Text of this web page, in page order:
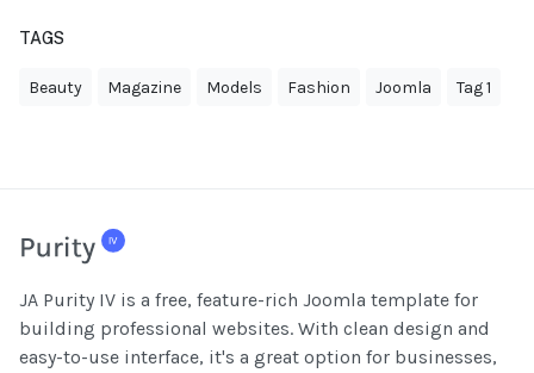
TAGS
Beauty Magazine Models Fashion Joomla Tag 1
JA Purity IV is a free, feature-rich Joomla template for
building professional websites. With clean design and
easy-to-use interface, it's a great option for businesses,